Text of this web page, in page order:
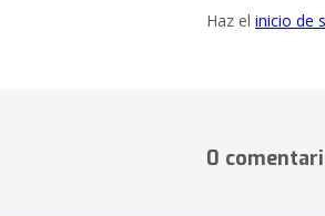
Haz el inicio de
0